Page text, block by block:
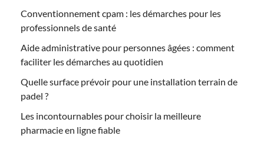
Conventionnement cpam : les démarches pour les
professionnels de santé
Aide administrative pour personnes âgées : comment
faciliter les démarches au quotidien
Quelle surface prévoir pour une installation terrain de
padel ?
Les incontournables pour choisir la meilleure
pharmacie en ligne fiable